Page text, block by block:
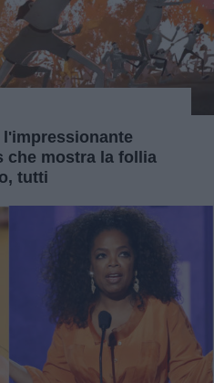
che mostra la follia
tutti